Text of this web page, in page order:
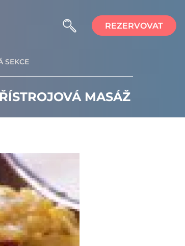
REZERVOVAT
SEKCE
MASÁŽ